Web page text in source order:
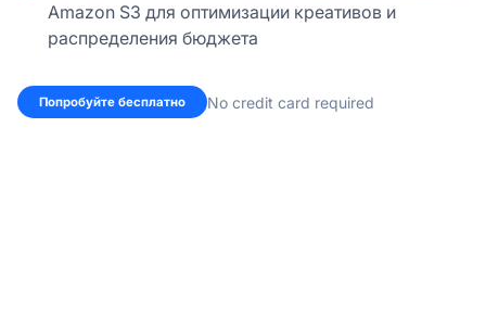
Amazon S3 для оптимизации креативов и
распределения бюджета
Попробуйте бесплатно No credit card required